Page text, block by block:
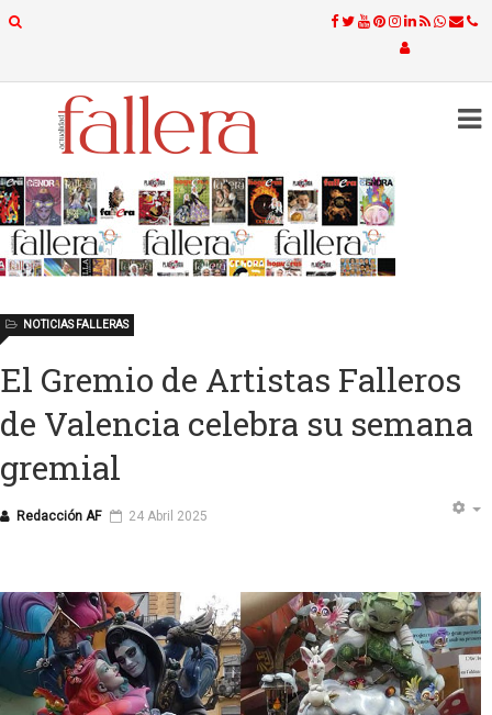
El Gremio de Artistas Falleros
de Valencia celebra su semana
gremial
Redacción AF
NOTICIAS FALLERAS
24 Abril 2025